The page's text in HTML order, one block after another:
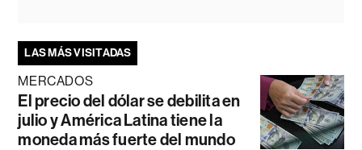
LAS MÁS VISITADAS
MERCADOS
El precio del dólar se debilita en
julio y América Latina tiene la
moneda más fuerte del mundo